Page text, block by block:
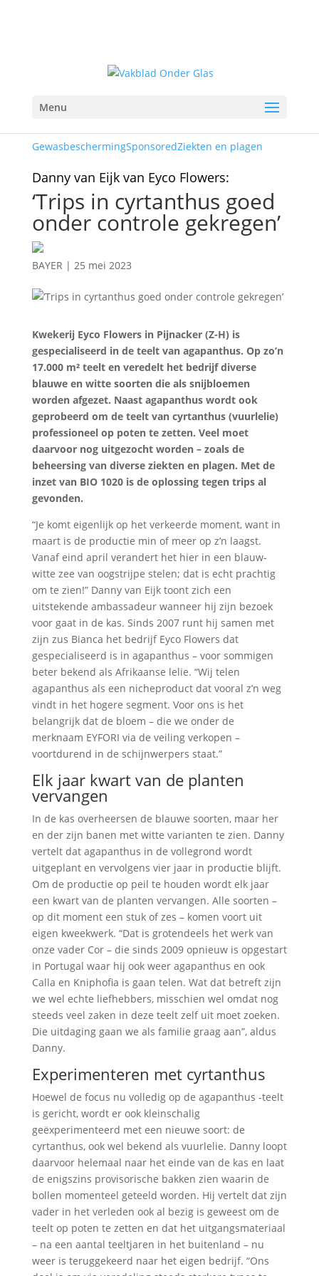
Menu
GewasbeschermingSponsoredZiekten en plagen
Danny van Eijk van Eyco Flowers:
‘Trips in cyrtanthus goed
onder controle gekregen’
BAYER | 25 mei 2023
Kwekerij Eyco Flowers in Pijnacker (Z-H) is
gespecialiseerd in de teelt van agapanthus. Op zo’n
17.000 m² teelt en veredelt het bedrijf diverse
blauwe en witte soorten die als snijbloemen
worden afgezet. Naast agapanthus wordt ook
geprobeerd om de teelt van cyrtanthus (vuurlelie)
professioneel op poten te zetten. Veel moet
daarvoor nog uitgezocht worden – zoals de
beheersing van diverse ziekten en plagen. Met de
inzet van BIO 1020 is de oplossing tegen trips al
gevonden.
“Je komt eigenlijk op het verkeerde moment, want in
maart is de productie min of meer op z’n laagst.
Vanaf eind april verandert het hier in een blauw-
witte zee van oogstrijpe stelen; dat is echt prachtig
om te zien!” Danny van Eijk toont zich een
uitstekende ambassadeur wanneer hij zijn bezoek
voor gaat in de kas. Sinds 2007 runt hij samen met
zijn zus Bianca het bedrijf Eyco Flowers dat
gespecialiseerd is in agapanthus – voor sommigen
beter bekend als Afrikaanse lelie. “Wij telen
agapanthus als een nicheproduct dat vooral z’n weg
vindt in het hogere segment. Voor ons is het
belangrijk dat de bloem – die we onder de
merknaam EYFORI via de veiling verkopen –
voortdurend in de schijnwerpers staat.”
Elk jaar kwart van de planten
vervangen
In de kas overheersen de blauwe soorten, maar her
en der zijn banen met witte varianten te zien. Danny
vertelt dat agapanthus in de vollegrond wordt
uitgeplant en vervolgens vier jaar in productie blijft.
Om de productie op peil te houden wordt elk jaar
een kwart van de planten vervangen. Alle soorten –
op dit moment een stuk of zes – komen voort uit
eigen kweekwerk. “Dat is grotendeels het werk van
onze vader Cor – die sinds 2009 opnieuw is opgestart
in Portugal waar hij ook weer agapanthus en ook
Calla en Kniphofia is gaan telen. Wat dat betreft zijn
we wel echte liefhebbers, misschien wel omdat nog
steeds veel zaken in deze teelt zelf uit moet zoeken.
Die uitdaging gaan we als familie graag aan”, aldus
Danny.
Experimenteren met cyrtanthus
Hoewel de focus nu volledig op de agapanthus -teelt
is gericht, wordt er ook kleinschalig
geëxperimenteerd met een nieuwe soort: de
cyrtanthus, ook wel bekend als vuurlelie. Danny loopt
daarvoor helemaal naar het einde van de kas en laat
de enigszins provisorische bakken zien waarin de
bollen momenteel geteeld worden. Hij vertelt dat zijn
vader in het verleden ook al bezig is geweest om de
teelt op poten te zetten en dat het uitgangsmateriaal
– na een aantal teeltjaren in het buitenland – nu
weer is teruggekeerd naar het eigen bedrijf. “Ons